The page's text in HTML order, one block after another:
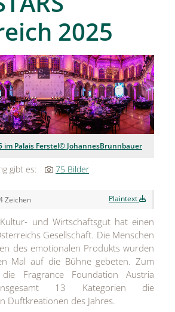
Deutsch
2025
im Palais Ferstel© JohannesBrunnbauer
gibt es: 75 Bilder
Zeichen Plaintext
und Wirtschaftsgut hat einen
Gesellschaft. Die Menschen
des emotionalen Produkts wurden
Mal auf die Bühne gebeten. Zum
Fragrance Foundation Austria
13 Kategorien die
Duftkreationen des Jahres.